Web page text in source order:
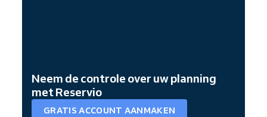
Neem de controle over uw planning
met Reservio
GRATIS ACCOUNT AANMAKEN